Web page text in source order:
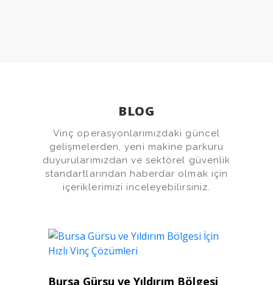
BLOG
Vinç operasyonlarımızdaki güncel
gelişmelerden, yeni makine parkuru
duyurularımızdan ve sektörel güvenlik
standartlarından haberdar olmak için
içeriklerimizi inceleyebilirsiniz.
Bursa Gürsu ve Yıldırım Bölgesi